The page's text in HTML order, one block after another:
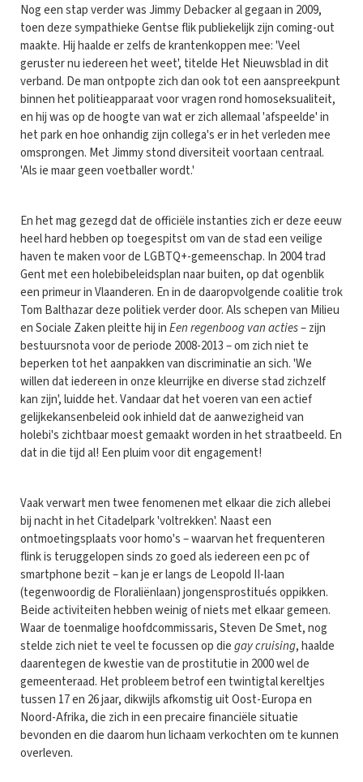
Nog een stap verder was Jimmy Debacker al gegaan in 2009,
toen deze sympathieke Gentse flik publiekelijk zijn coming-out
maakte. Hij haalde er zelfs de krantenkoppen mee: 'Veel
geruster nu iedereen het weet', titelde Het Nieuwsblad in dit
verband. De man ontpopte zich dan ook tot een aanspreekpunt
binnen het politieapparaat voor vragen rond homoseksualiteit,
en hij was op de hoogte van wat er zich allemaal 'afspeelde' in
het park en hoe onhandig zijn collega's er in het verleden mee
omsprongen. Met Jimmy stond diversiteit voortaan centraal.
'Als ie maar geen voetballer wordt.'
En het mag gezegd dat de officiële instanties zich er deze eeuw
heel hard hebben op toegespitst om van de stad een veilige
haven te maken voor de LGBTQ+-gemeenschap. In 2004 trad
Gent met een holebibeleidsplan naar buiten, op dat ogenblik
een primeur in Vlaanderen. En in de daaropvolgende coalitie trok
Tom Balthazar deze politiek verder door. Als schepen van Milieu
en Sociale Zaken pleitte hij inEen regenboog van acties– zijn
bestuursnota voor de periode 2008-2013 – om zich niet te
beperken tot het aanpakken van discriminatie an sich. 'We
willen dat iedereen in onze kleurrijke en diverse stad zichzelf
kan zijn', luidde het. Vandaar dat het voeren van een actief
gelijkekansenbeleid ook inhield dat de aanwezigheid van
holebi's zichtbaar moest gemaakt worden in het straatbeeld. En
dat in die tijd al! Een pluim voor dit engagement!
Vaak verwart men twee fenomenen met elkaar die zich allebei
bij nacht in het Citadelpark 'voltrekken'. Naast een
ontmoetingsplaats voor homo's – waarvan het frequenteren
flink is teruggelopen sinds zo goed als iedereen een pc of
smartphone bezit – kan je er langs de Leopold II-laan
(tegenwoordig de Floraliënlaan) jongensprostitués oppikken.
Beide activiteiten hebben weinig of niets met elkaar gemeen.
Waar de toenmalige hoofdcommissaris, Steven De Smet, nog
stelde zich niet te veel te focussen op diegay cruising, haalde
daarentegen de kwestie van de prostitutie in 2000 wel de
gemeenteraad. Het probleem betrof een twintigtal kereltjes
tussen 17 en 26 jaar, dikwijls afkomstig uit Oost-Europa en
Noord-Afrika, die zich in een precaire financiële situatie
bevonden en die daarom hun lichaam verkochten om te kunnen
overleven.